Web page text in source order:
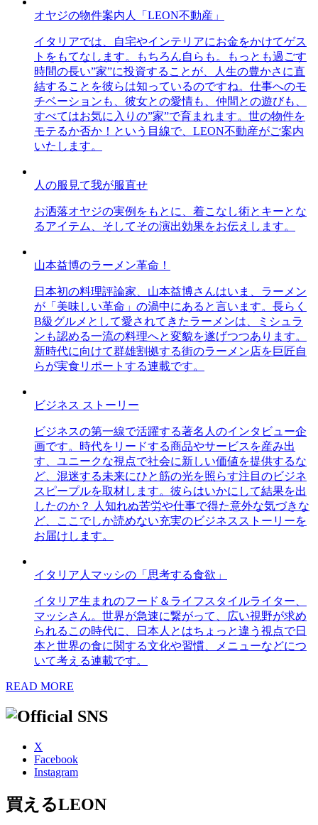
オヤジの物件案内人「LEON不動産」
イタリアでは、自宅やインテリアにお金をかけてゲス
トをもてなします。もちろん自らも。もっとも過ごす
時間の長い”家”に投資することが、人生の豊かさに直
結することを彼らは知っているのですね。仕事へのモ
チベーションも、彼女との愛情も、仲間との遊びも、
すべてはお気に入りの”家”で育まれます。世の物件を
モテるか否か！という目線で、LEON不動産がご案内
いたします。
人の服見て我が服直せ
お洒落オヤジの実例をもとに、着こなし術とキーとな
るアイテム、そしてその演出効果をお伝えします。
山本益博のラーメン革命！
日本初の料理評論家、山本益博さんはいま、ラーメン
が「美味しい革命」の渦中にあると言います。長らく
B級グルメとして愛されてきたラーメンは、ミシュラ
ンも認める一流の料理へと変貌を遂げつつあります。
新時代に向けて群雄割拠する街のラーメン店を巨匠自
らが実食リポートする連載です。
ビジネス ストーリー
ビジネスの第一線で活躍する著名人のインタビュー企
画です。時代をリードする商品やサービスを産み出
す、ユニークな視点で社会に新しい価値を提供するな
ど、混迷する未来にひと筋の光を照らす注目のビジネ
スピープルを取材します。彼らはいかにして結果を出
したのか？ 人知れぬ苦労や仕事で得た意外な気づきな
ど、ここでしか読めない充実のビジネスストーリーを
お届けします。
イタリア人マッシの「思考する食欲」
イタリア生まれのフード＆ライフスタイルライター、
マッシさん。世界が急速に繋がって、広い視野が求め
られるこの時代に、日本人とはちょっと違う視点で日
本と世界の食に関する文化や習慣、メニューなどにつ
いて考える連載です。
READ MORE
X
Facebook
Instagram
買えるLEON